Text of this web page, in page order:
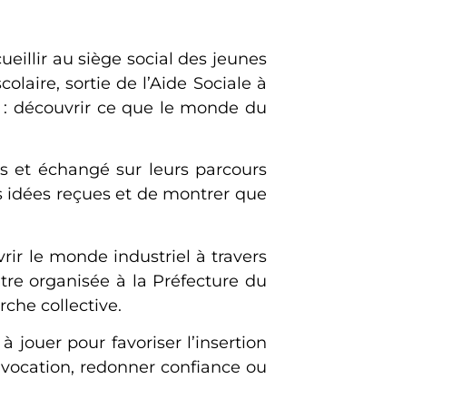
au siège social des jeunes
sortie de l’Aide Sociale à
découvrir ce que le monde du
et échangé sur leurs parcours
reçues et de montrer que
le monde industriel à travers
organisée à la Préfecture du
collective.
jouer pour favoriser l’insertion
redonner confiance ou